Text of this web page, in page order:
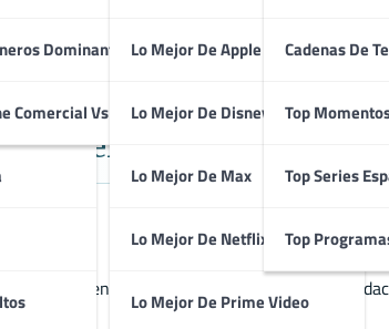
Dominantes
Comercial Vs Autor
Lo Mejor De Apple TV
Lo Mejor De Disney+
Lo Mejor De Max
Lo Mejor De Netflix
Lo Mejor De Prime Video
Cadenas De
Top
Top Series
Top
en Prime Video en
mensual encontrarás las principales